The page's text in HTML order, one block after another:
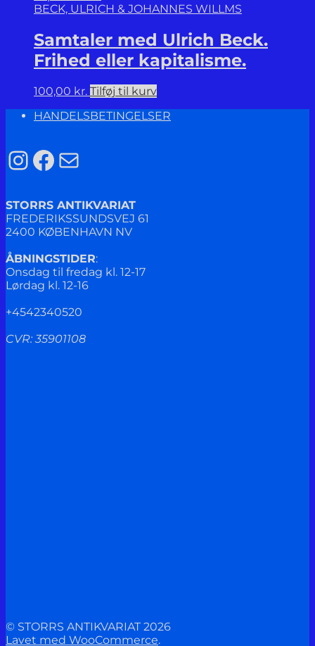
BECK, ULRICH & JOHANNES WILLMS
Samtaler med Ulrich Beck.
Frihed eller kapitalisme.
100,00 kr. Tilføj til kurv
HANDELSBETINGELSER
Instagram
Facebook
Mail
STORRS ANTIKVARIAT
FREDERIKSSUNDSVEJ 61
2400 KØBENHAVN NV
ÅBNINGSTIDER:
Onsdag til fredag kl. 12-17
Lørdag kl. 12-16
+4542340520
CVR: 35901108
© STORRS ANTIKVARIAT 2026
Lavet med WooCommerce.